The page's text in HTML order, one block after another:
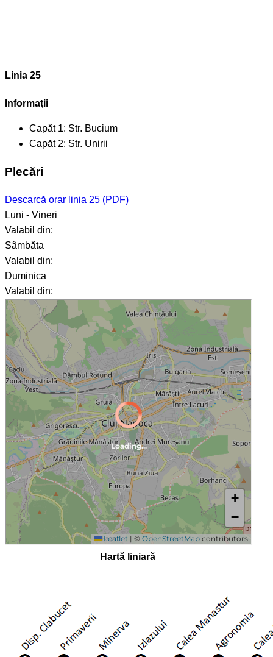
Linia 25
Informaţii
Capăt 1: Str. Bucium
Capăt 2: Str. Unirii
Plecări
Descarcă orar linia 25 (PDF)
Luni - Vineri
Valabil din:
Sâmbăta
Valabil din:
Duminica
Valabil din:
Hartă liniară